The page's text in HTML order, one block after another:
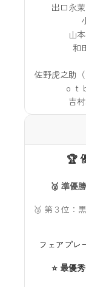
出口永
山
和
佐野虎之助
ｏ
吉
🏆
🥈 準優
🥉 第３位：
フェアプレ
⭐ 最優